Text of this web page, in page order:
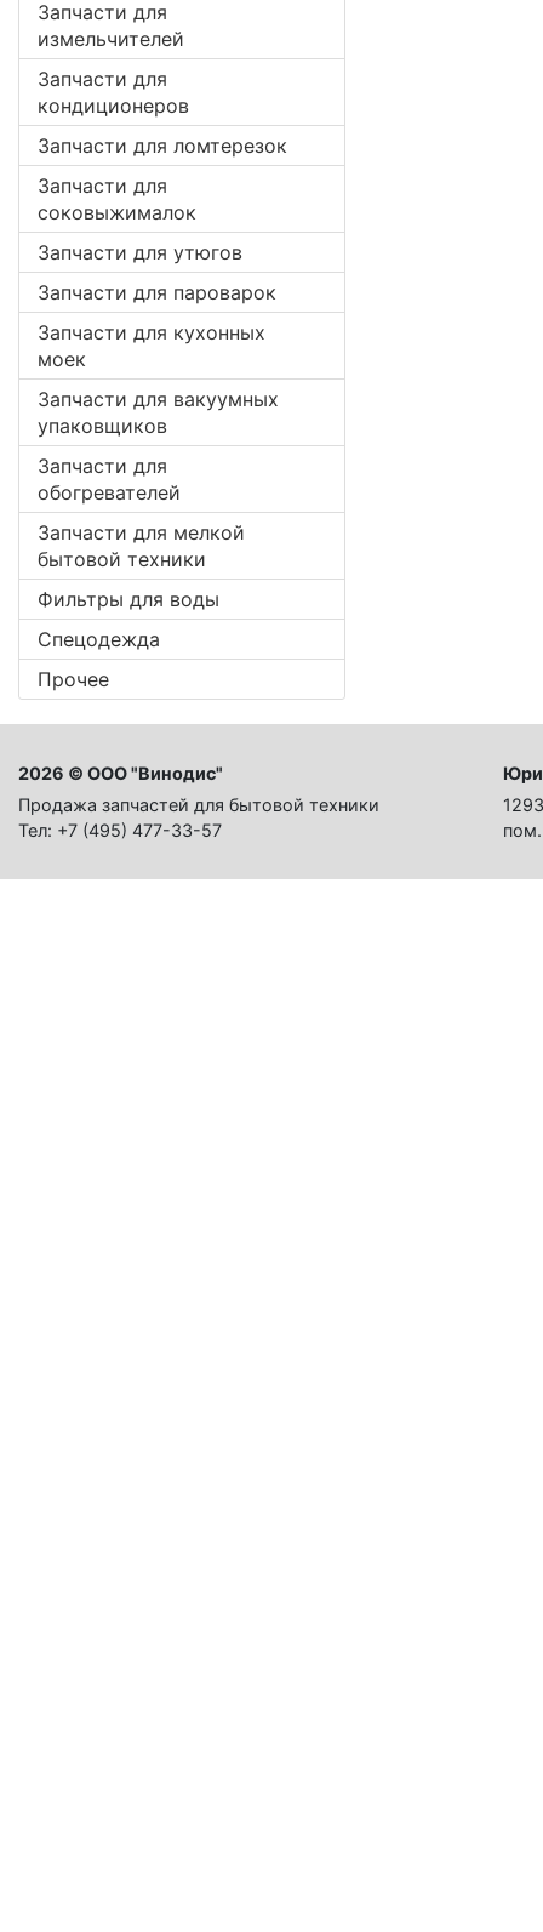
Запчасти для
измельчителей
Запчасти для
кондиционеров
Запчасти для ломтерезок
Запчасти для
соковыжималок
Запчасти для утюгов
Запчасти для пароварок
Запчасти для кухонных
моек
Запчасти для вакуумных
упаковщиков
Запчасти для
обогревателей
Запчасти для мелкой
бытовой техники
Фильтры для воды
Спецодежда
Прочее
2026 © ООО "Винодис"
Продажа запчастей для бытовой техники
Тел: +7 (495) 477-33-57